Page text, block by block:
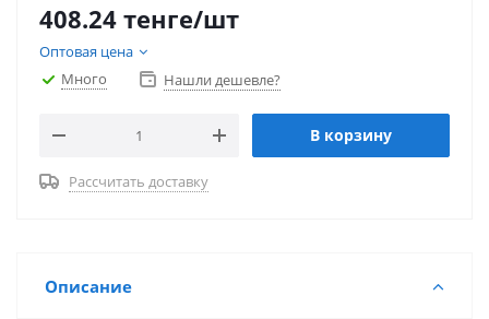
408.24 тенге/шт
Оптовая цена
Много
Нашли дешевле?
В корзину
Рассчитать доставку
Описание